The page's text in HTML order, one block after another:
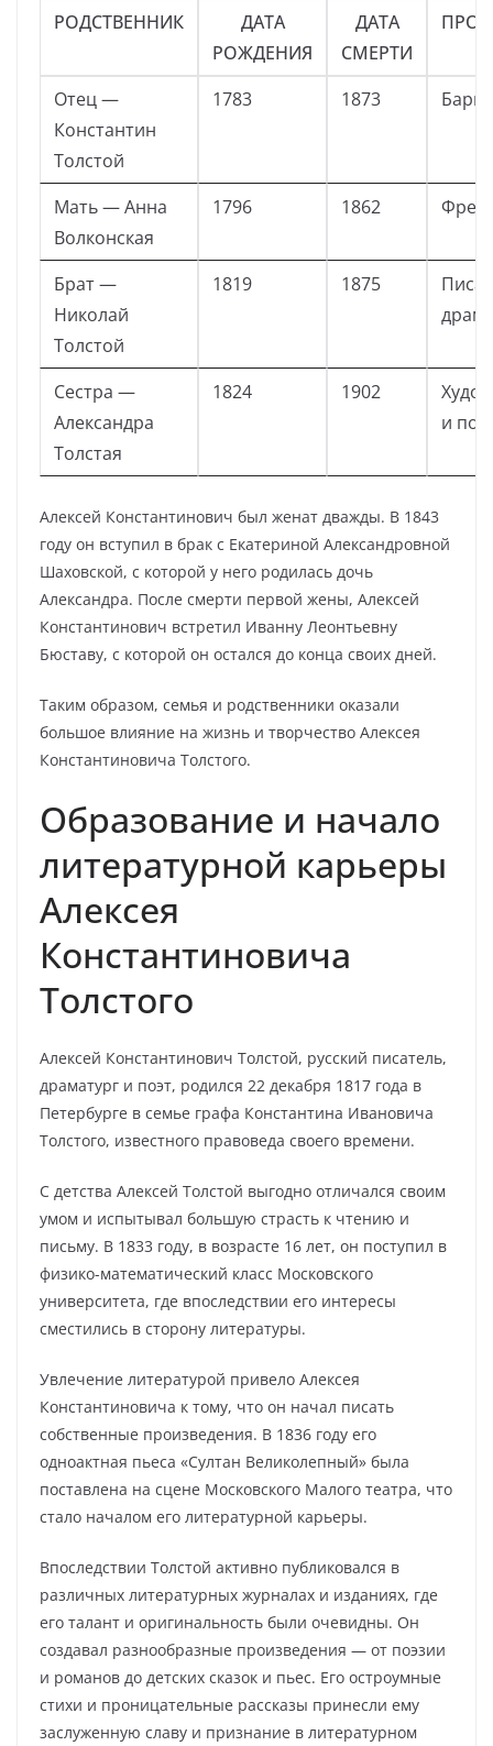
РОДСТВЕННИК
ДАТА
РОЖДЕНИЯ
ДАТА
СМЕРТИ
Отец —
Константин
Толстой
1783 1873
Мать — Анна
Волконская
1796 1862
Брат —
Николай
Толстой
1819 1875
Сестра —
Александра
Толстая
1824 1902
и
Алексей Константинович был женат дважды. В 1843
году он вступил в брак с Екатериной Александровной
Шаховской, с которой у него родилась дочь
Александра. После смерти первой жены, Алексей
Константинович встретил Иванну Леонтьевну
Бюставу, с которой он остался до конца своих дней.
Таким образом, семья и родственники оказали
большое влияние на жизнь и творчество Алексея
Константиновича Толстого.
Образование и начало
литературной карьеры
Алексея
Константиновича
Толстого
Алексей Константинович Толстой, русский писатель,
драматург и поэт, родился 22 декабря 1817 года в
Петербурге в семье графа Константина Ивановича
Толстого, известного правоведа своего времени.
С детства Алексей Толстой выгодно отличался своим
умом и испытывал большую страсть к чтению и
письму. В 1833 году, в возрасте 16 лет, он поступил в
физико-математический класс Московского
университета, где впоследствии его интересы
сместились в сторону литературы.
Увлечение литературой привело Алексея
Константиновича к тому, что он начал писать
собственные произведения. В 1836 году его
одноактная пьеса «Султан Великолепный» была
поставлена на сцене Московского Малого театра, что
стало началом его литературной карьеры.
Впоследствии Толстой активно публиковался в
различных литературных журналах и изданиях, где
его талант и оригинальность были очевидны. Он
создавал разнообразные произведения — от поэзии
и романов до детских сказок и пьес. Его остроумные
стихи и проницательные рассказы принесли ему
заслуженную славу и признание в литературном